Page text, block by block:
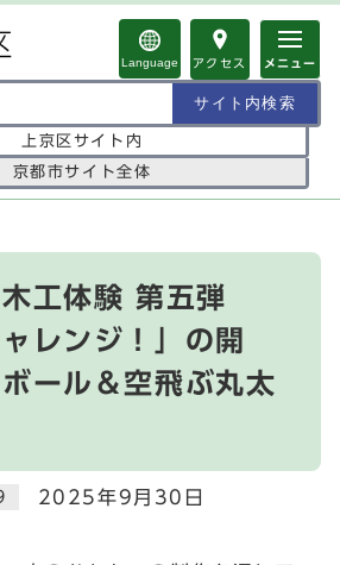
Language アクセス メニュー
上京区サイト内
京都市サイト全体
木工体験 第五弾
ャレンジ！」の開
ール＆空飛ぶ丸太
2025年9月30日